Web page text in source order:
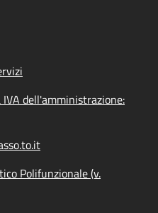
dell'amministrazione:
Polifunzionale (v.